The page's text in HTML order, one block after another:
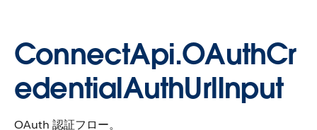
ConnectApi.OAuthCr
edentialAuthUrlInput
OAuth 認証フロー。